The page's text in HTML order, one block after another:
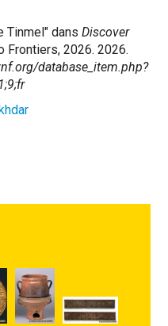
Tinmel" dans Discover
Frontiers, 2026. 2026.
database_item.php?